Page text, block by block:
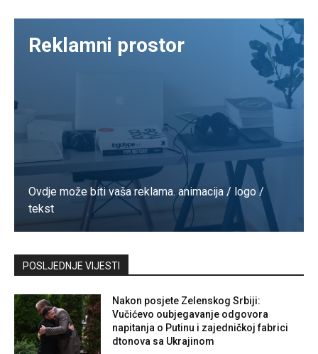
Reklamni prostor
Ovdje može biti vaša reklama. animacija / logo /
tekst
Kontaktirajte nas
POSLJEDNJE VIJESTI
Nakon posjete Zelenskog Srbiji:
Vučićevo oubjegavanje odgovora
napitanja o Putinu i zajedničkoj fabrici
dtonova sa Ukrajinom